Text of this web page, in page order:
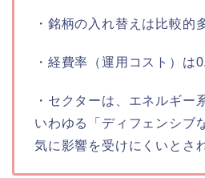
・銘柄の入れ替えは比較的
・経費率（運用コスト）は
・セクターは、エネルギー
いわゆる「ディフェンシブ
気に影響を受けにくいとさ